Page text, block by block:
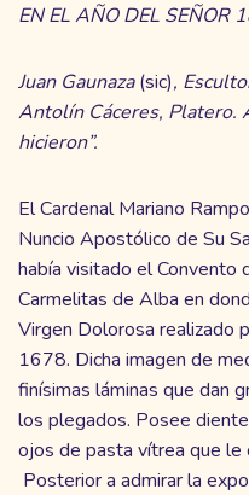
EN EL AÑO DEL SEÑOR
Juan Gaunaza(sic),
Antolín Cáceres, Platero.
hicieron”.
El Cardenal Mariano
Nuncio Apostólico de Su
había visitado el Convento
Carmelitas de Alba en
Virgen Dolorosa realizado
1678. Dicha imagen de
finísimas láminas que dan
los plegados. Posee
ojos de pasta vítrea que le
Posterior a admirar la